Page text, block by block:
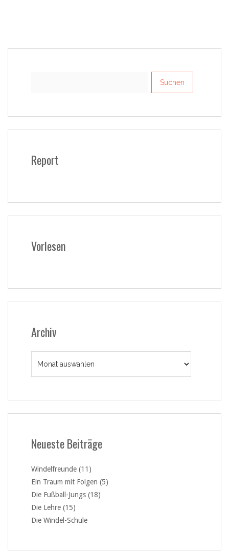
Report
Vorlesen
Archiv
Neueste Beiträge
Windelfreunde (11)
Ein Traum mit Folgen (5)
Die Fußball-Jungs (18)
Die Lehre (15)
Die Windel-Schule